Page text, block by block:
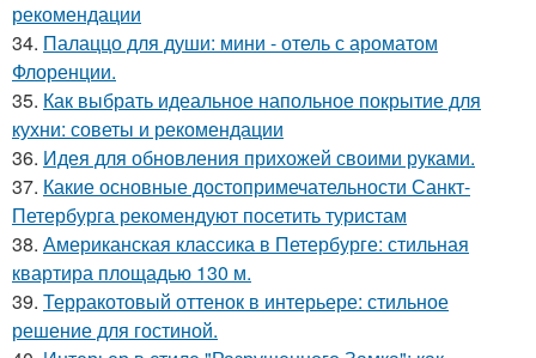
рекомендации
34. Палаццо для души: мини - отель с ароматом
Флоренции.
35. Как выбрать идеальное напольное покрытие для
кухни: советы и рекомендации
36. Идея для обновления прихожей своими руками.
37. Какие основные достопримечательности Санкт-
Петербурга рекомендуют посетить туристам
38. Американская классика в Петербурге: стильная
квартира площадью 130 м.
39. Терракотовый оттенок в интерьере: стильное
решение для гостиной.